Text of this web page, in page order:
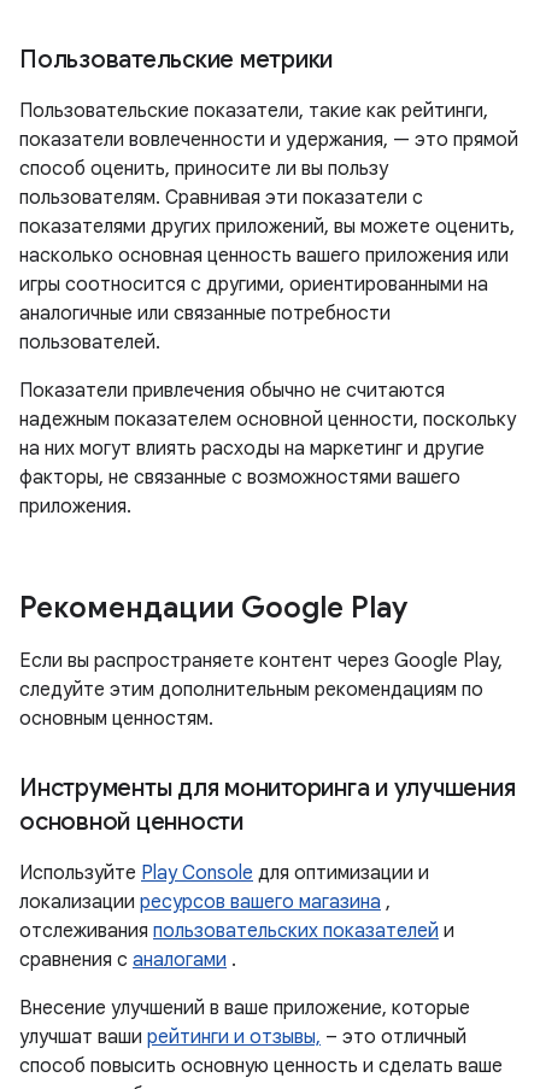
Пользовательские метрики
Пользовательские показатели, такие как рейтинги,
показатели вовлеченности и удержания, — это прямой
способ оценить, приносите ли вы пользу
пользователям. Сравнивая эти показатели с
показателями других приложений, вы можете оценить,
насколько основная ценность вашего приложения или
игры соотносится с другими, ориентированными на
аналогичные или связанные потребности
пользователей.
Показатели привлечения обычно не считаются
надежным показателем основной ценности, поскольку
на них могут влиять расходы на маркетинг и другие
факторы, не связанные с возможностями вашего
приложения.
Рекомендации Google Play
Если вы распространяете контент через Google Play,
следуйте этим дополнительным рекомендациям по
основным ценностям.
Инструменты для мониторинга и улучшения
основной ценности
Используйте Play Console для оптимизации и
локализации ресурсов вашего магазина ,
отслеживания пользовательских показателей и
сравнения с аналогами .
Внесение улучшений в ваше приложение, которые
улучшат ваши рейтинги и отзывы, – это отличный
способ повысить основную ценность и сделать ваше